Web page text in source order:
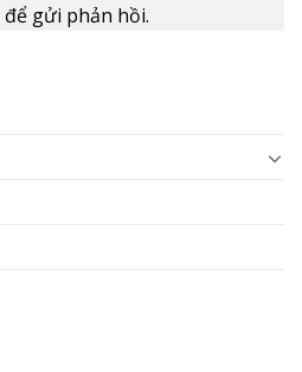
để gửi phản hồi.